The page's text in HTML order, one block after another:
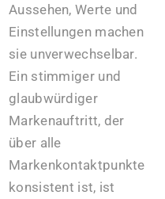
Aussehen, Werte und
Einstellungen machen
sie unverwechselbar.
Ein stimmiger und
glaubwürdiger
Markenauftritt, der
über alle
Markenkontaktpunkte
konsistent ist, ist